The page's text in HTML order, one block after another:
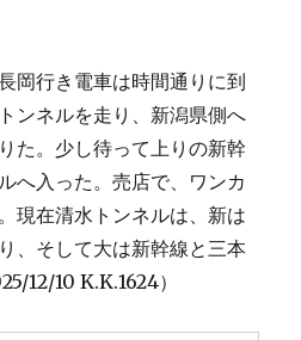
岡行き電車は時間通りに到
ンネルを走り、新潟県側へ
た。少し待って上りの新幹
へ入った。売店で、ワンカ
現在清水トンネルは、新は
、そして大は新幹線と三本
12/10 K.K.1624）